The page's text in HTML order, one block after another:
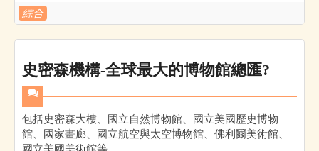
綜合
史密森機構-全球最大的博物館總匯?
包括史密森大樓、國立自然博物館、國立美國歷史博物
館、國家畫廊、國立航空與太空博物館、佛利爾美術館、
國立美國美術館等。